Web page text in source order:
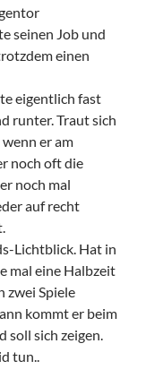
seinen Job und
einen
eigentlich fast
runter. Traut sich
er am
noch oft die
noch mal
auf recht
Lichtblick. Hat in
mal eine Halbzeit
zwei Spiele
kommt er beim
soll sich zeigen.
tun..